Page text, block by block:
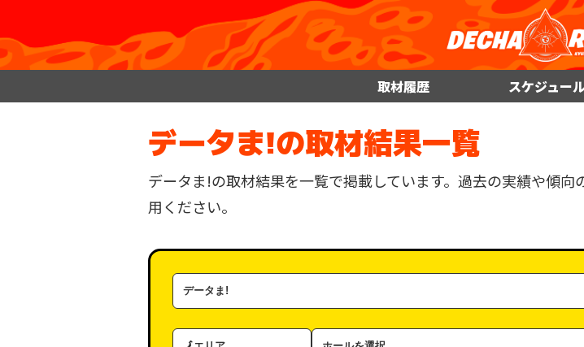
取材履歴 スケジュー
データま!の取材結果一覧
データま!の取材結果を一覧で掲載しています。過去の実績や傾向
用ください。
取
材
エ
ホ